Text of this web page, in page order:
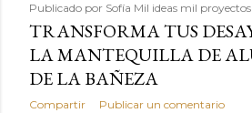
Publicado por Sofía Mil ideas mil proyectos
TRANSFORMA TUS
LA MANTEQUILLA DE
DE LA BAÑEZA
Compartir Publicar un comentario